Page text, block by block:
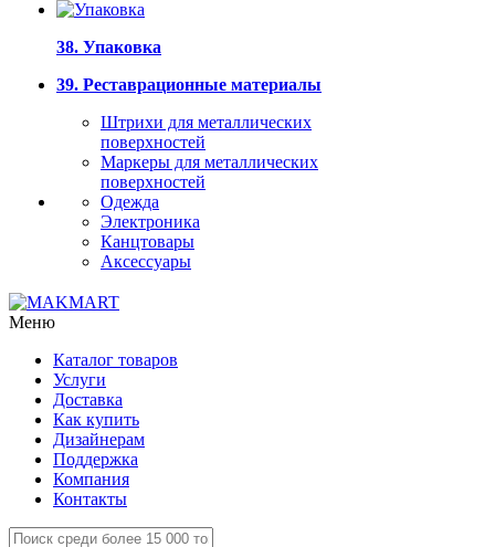
38. Упаковка
39. Реставрационные материалы
Штрихи для металлических
поверхностей
Маркеры для металлических
поверхностей
Одежда
Электроника
Канцтовары
Аксессуары
Меню
Каталог товаров
Услуги
Доставка
Как купить
Дизайнерам
Поддержка
Компания
Контакты